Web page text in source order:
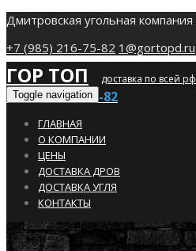
Дмитровская угольная компания
+7 (985) 216-75-82 1@gortopd.ru
ГОР ТОП доставка по всей рф
+7 (985) 216-75-82
Toggle navigation
ГЛАВНАЯ
О КОМПАНИИ
ЦЕНЫ
ДОСТАВКА ДРОВ
ДОСТАВКА УГЛЯ
КОНТАКТЫ